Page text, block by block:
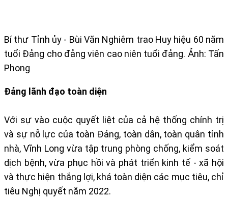
Bí thư Tỉnh ủy - Bùi Văn Nghiêm trao Huy hiệu 60 năm
tuổi Đảng cho đảng viên cao niên tuổi đảng. Ảnh: Tấn
Phong
Đảng lãnh đạo toàn diện
Với sự vào cuộc quyết liệt của cả hệ thống chính trị
và sự nỗ lực của toàn Đảng, toàn dân, toàn quân tỉnh
nhà, Vĩnh Long vừa tập trung phòng chống, kiểm soát
dịch bệnh, vừa phục hồi và phát triển kinh tế - xã hội
và thực hiện thắng lợi, khá toàn diện các mục tiêu, chỉ
tiêu Nghị quyết năm 2022.